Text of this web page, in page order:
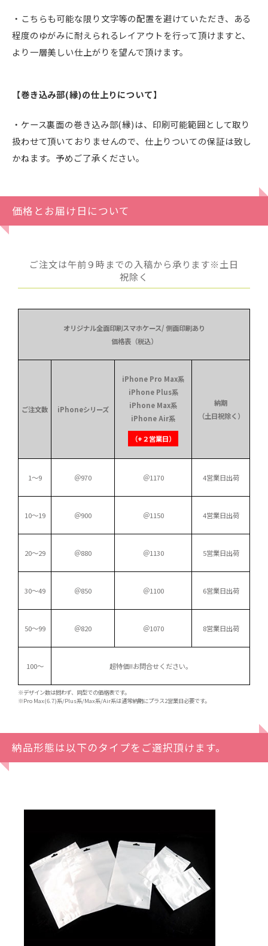
・こちらも可能な限り文字等の配置を避けていただき、ある
程度のゆがみに耐えられるレイアウトを行って頂けますと、
より一層美しい仕上がりを望んで頂けます。
【巻き込み部(縁)の仕上りについて】
・ケース裏面の巻き込み部(縁)は、印刷可能範囲として取り
扱わせて頂いておりませんので、仕上りついての保証は致し
かねます。予めご了承ください。
価格とお届け日について
ご注文は午前９時までの入稿から承ります※土日
祝除く
オリジナル全面印刷スマホケース/ 側面印刷あり
価格表（税込）
ご注文数 iPhoneシリーズ
iPhone Pro Max系
iPhone Plus系
iPhone Max系
iPhone Air系
（+２営業日）
納期
（土日祝除く）
1～9 ＠970 ＠1170 4営業日出荷
10～19 ＠900 ＠1150 4営業日出荷
20～29 ＠880 ＠1130 5営業日出荷
30～49 ＠850 ＠1100 6営業日出荷
50～99 ＠820 ＠1070 8営業日出荷
100～ 超特価!!お問合せください。
※デザイン数は問わず、同型での価格表です。
※Pro Max(6.7)系/Plus系/Max系/Air系は通常納期にプラス2営業日必要です。
納品形態は以下のタイプをご選択頂けます。